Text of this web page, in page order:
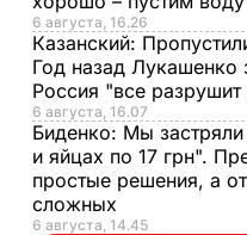
6 августа, 16.26
Казанский:
Год назад Лукашенко
Россия "все разрушит
6 августа, 16.07
Биденко: Мы
и яйцах по 17 грн".
простые решения, а
сложных
6 августа, 14.45